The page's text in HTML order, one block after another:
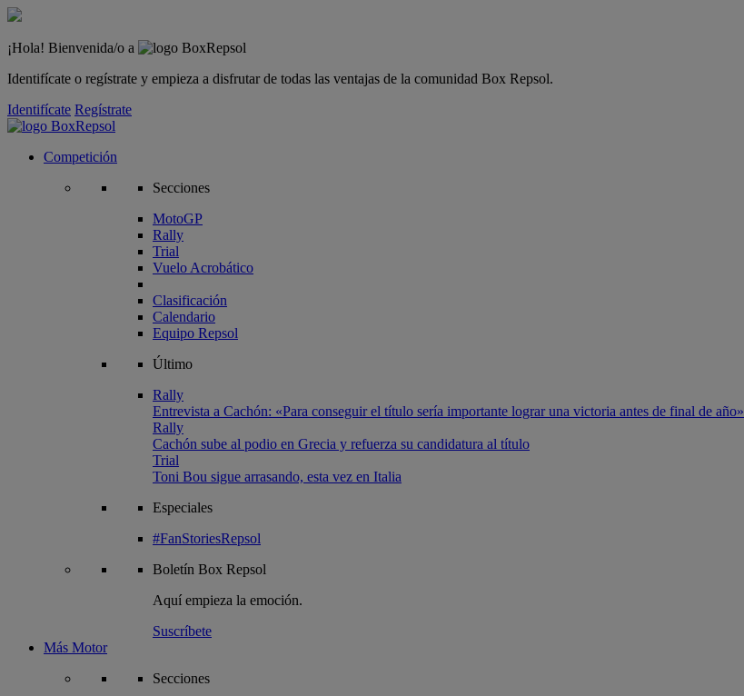
¡Hola! Bienvenida/o a
Identifícate o regístrate y empieza a disfrutar de todas las ventajas de la comunidad Box Repsol.
Identifícate Regístrate
Competición
Secciones
MotoGP
Rally
Trial
Vuelo Acrobático
Clasificación
Calendario
Equipo Repsol
Último
Rally
Entrevista a Cachón: «Para conseguir el título sería importante lograr una victoria antes de final de año»
Rally
Cachón sube al podio en Grecia y refuerza su candidatura al título
Trial
Toni Bou sigue arrasando, esta vez en Italia
Especiales
#FanStoriesRepsol
Boletín Box Repsol
Aquí empieza la emoción.
Suscríbete
Más Motor
Secciones